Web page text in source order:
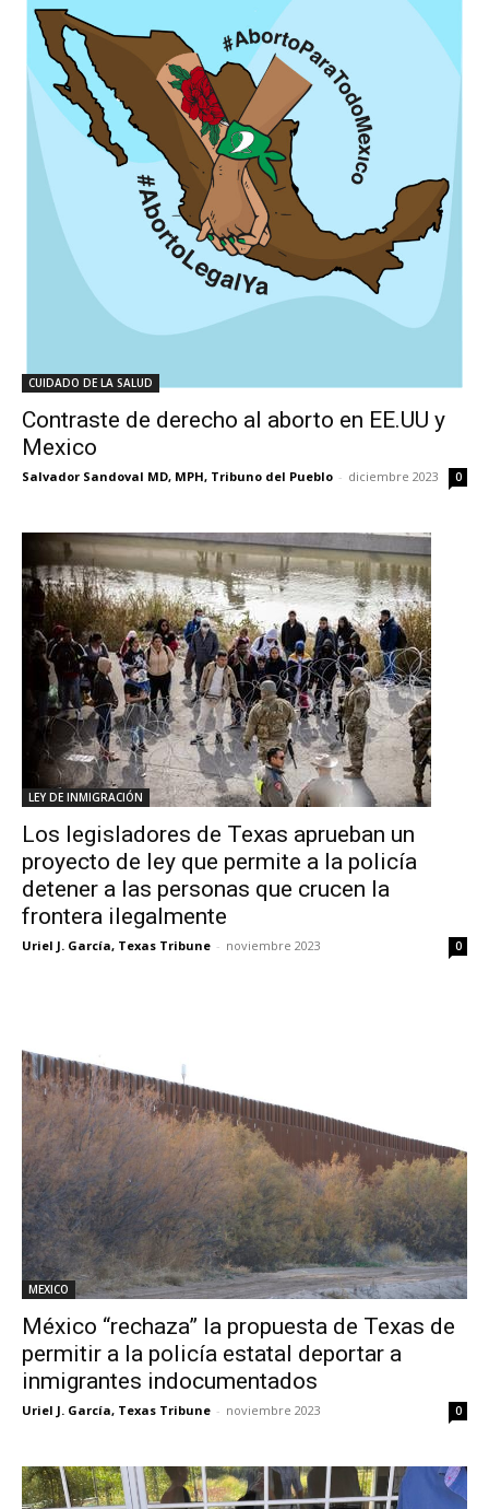
CUIDADO DE LA SALUD
Contraste de derecho al aborto en EE.UU y
Mexico
Salvador Sandoval MD, MPH, Tribuno del Pueblo - diciembre 2023 0
LEY DE INMIGRACIÓN
Los legisladores de Texas aprueban un
proyecto de ley que permite a la policía
detener a las personas que crucen la
frontera ilegalmente
Uriel J. García, Texas Tribune - noviembre 2023 0
MEXICO
México “rechaza” la propuesta de Texas de
permitir a la policía estatal deportar a
inmigrantes indocumentados
Uriel J. García, Texas Tribune - noviembre 2023 0